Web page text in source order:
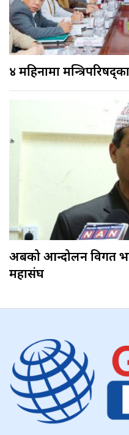
४ महिनामा
अबको आन्दोलन विगत
महासंघ